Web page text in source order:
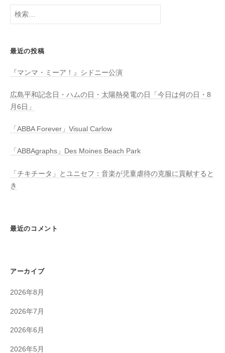
検
索:
最近の投稿
『マンマ・ミーア！』シドニー公演
広島平和記念日・ハムの日・太陽熱発電の日「今日は何の日・8
月6日」
「ABBA Forever」Visual Carlow
「ABBAgraphs」Des Moines Beach Park
「チキチータ」とユニセフ：音楽が児童虐待の克服に貢献すると
き
最近のコメント
アーカイブ
2026年8月
2026年7月
2026年6月
2026年5月